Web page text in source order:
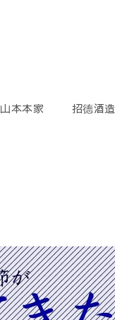
山本本家 招德酒造